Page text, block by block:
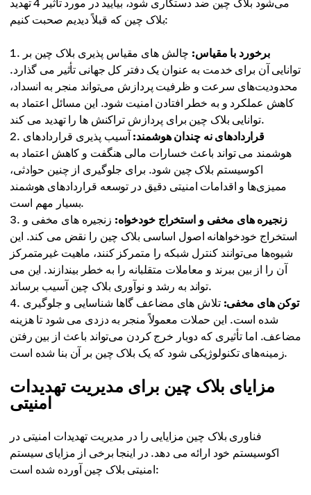
می‌شود بلاک چین ضد دستکاری شود، بیایید در مورد تأثیر 4 تهدید
بلاک چین که قبلاً دیدیم صحبت کنیم:
برخورد با مقیاس: چالش های مقیاس پذیری بلاک چین بر
توانایی آن برای خدمت به عنوان یک دفتر کل جهانی تأثیر می گذارد.
محدودیت‌های سرعت و ظرفیت پردازش می‌تواند منجر به انسداد،
کاهش عملکرد و به خطر افتادن امنیت شود. این مسائل اعتماد به
توانایی بلاک چین برای پردازش تراکنش ها را تهدید می کند.
قراردادهای نه چندان هوشمند: آسیب پذیری قراردادهای
هوشمند می تواند باعث خسارات مالی هنگفت و کاهش اعتماد به
اکوسیستم بلاک چین شود. برای جلوگیری از چنین حوادثی،
ممیزی‌ها و اقدامات امنیتی دقیق در توسعه قراردادهای هوشمند
بسیار مهم است.
زنجیره های مخفی و استخراج خودخواه: زنجیره های مخفی و
استخراج خودخواهانه اصول اساسی بلاک چین را نقض می کند. این
شیوه‌ها می‌توانند کنترل شبکه را متمرکز کنند، ماهیت غیرمتمرکز
آن را از بین ببرند و معاملات متقلبانه را به خطر بیندازند. این می
تواند به رشد و نوآوری بلاک چین آسیب برساند.
توکن های مخفی: تلاش های مضاعف گاها شناسایی و جلوگیری
شده است. این حملات معمولاً منجر به دزدی می شود تا هزینه
مضاعف. اما تأثیری که دوبار خرج کردن می‌تواند باعث از بین رفتن
زمینه‌های تکنولوژیکی شود که یک بلاک چین بر آن بنا شده است.
مزایای بلاک چین برای مدیریت تهدیدات
امنیتی
فناوری بلاک چین مزایایی را در مدیریت تهدیدات امنیتی در
اکوسیستم خود ارائه می دهد. در اینجا برخی از مزایای سیستم
امنیتی بلاک چین آورده شده است: